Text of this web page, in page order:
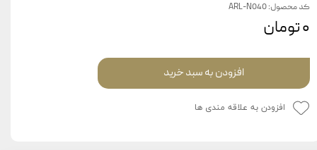
کد محصول: ARL-N040
۰ تومان
افزودن به سبد خرید
افزودن به علاقه مندی ها